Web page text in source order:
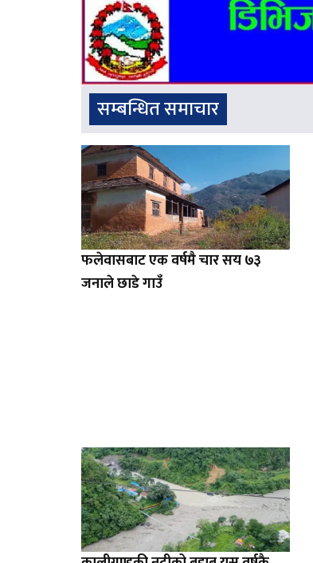
सम्बन्धित समाचार
फलेवासबाट एक वर्षमै चार सय ७३
जनाले छाडे गाउँ